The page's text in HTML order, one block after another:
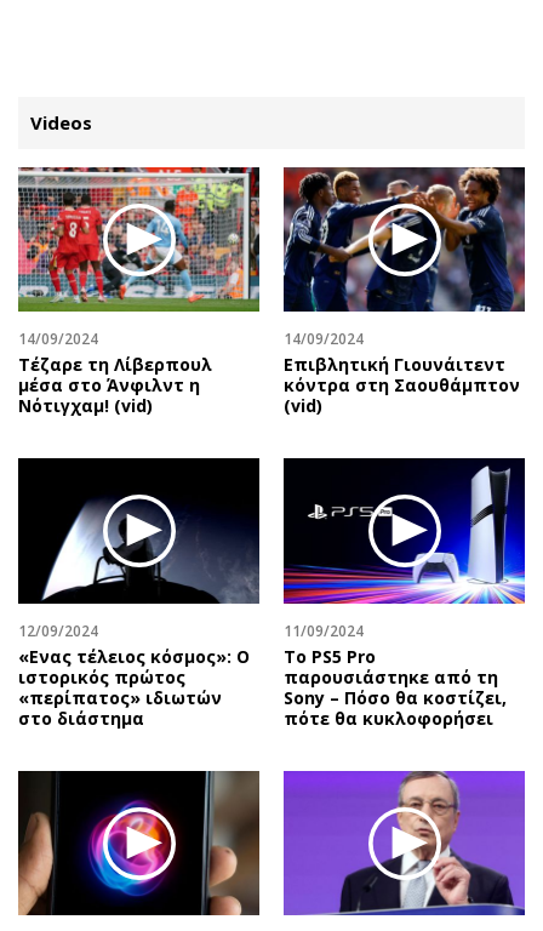
ΚΑΤΗΓΟΡΙΕΣ ΣΥΝΔΕΣΗ
Κύπρος
Παιδεία
Υγεία
Πολιτική
Βουλευτικές 2026
Προεδρικές 2023
Δημοσκοπήσεις
Διπλωματία
Αθλητισμός
Κύπρος
Ελλάδα
Διεθνή
Κληρώσεις Allwyn
Οικονομία
Real Estate
Επιχειρήσεις
Αγορές
Money Review
Απόψεις
Αρθρογραφία
The Hill
Υγεία
Αγγελίες
Πωλούνται
Ζητούν εργασία
Θέσεις εργασίας
Geek
Νέα
Κινητά-tablets
Social
Αυτοκίνηση
Πολιτική
Οικονομία
Αναδρομές
Πρόσωπα
Videos
14/09/2024
Τέζαρε τη Λίβερπουλ
μέσα στο Άνφιλντ η
Νότιγχαμ! (vid)
14/09/2024
Επιβλητική Γιουνάιτεντ
κόντρα στη Σαουθάμπτον
(vid)
12/09/2024
«Ενας τέλειος κόσμος»: Ο
ιστορικός πρώτος
«περίπατος» ιδιωτών
στο διάστημα
11/09/2024
Το PS5 Pro
παρουσιάστηκε από τη
Sony – Πόσο θα κοστίζει,
πότε θα κυκλοφορήσει